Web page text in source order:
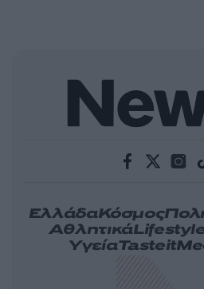
ΕλλάδαΚόσμος
Αθλητικά
ΥγείαTasteit